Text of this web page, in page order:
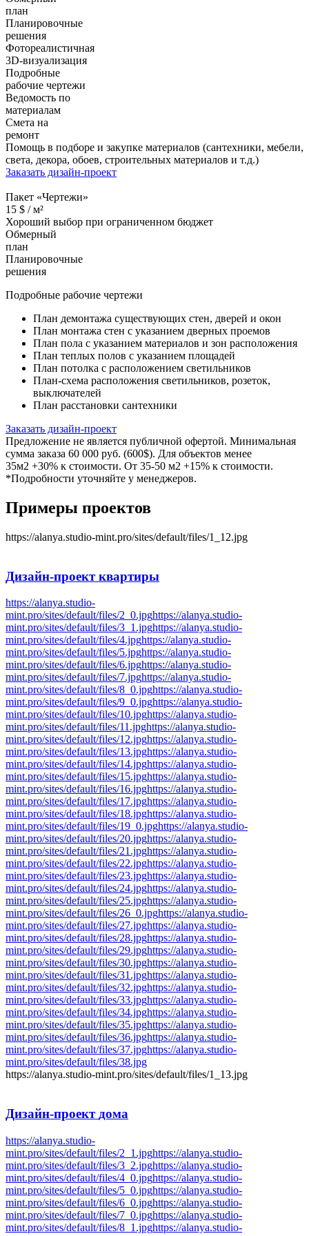
план
Планировочные
решения
Фотореалистичная
3D-визуализация
Подробные
рабочие чертежи
Ведомость по
материалам
Смета на
ремонт
Помощь в подборе и закупке материалов (сантехники, мебели,
света, декора, обоев, строительных материалов и т.д.)
Заказать дизайн-проект
Пакет «Чертежи»
15 $ /м²
Хороший выбор при ограниченном бюджет
Обмерный
план
Планировочные
решения
Подробные рабочие чертежи
План демонтажа существующих стен, дверей и окон
План монтажа стен с указанием дверных проемов
План пола с указанием материалов и зон расположения
План теплых полов с указанием площадей
План потолка с расположением светильников
План-схема расположения светильников, розеток,
выключателей
План расстановки сантехники
Заказать дизайн-проект
Предложение не является публичной офертой. Минимальная
сумма заказа 60 000 руб. (600$). Для объектов менее
35м2 +30% к стоимости. От 35-50 м2 +15% к стоимости.
*Подробности уточняйте у менеджеров.
Примеры проектов
https://alanya.studio-mint.pro/sites/default/files/1_12.jpg
Дизайн-проектквартиры
https://alanya.studio-
mint.pro/sites/default/files/2_0.jpghttps://alanya.studio-
mint.pro/sites/default/files/3_1.jpghttps://alanya.studio-
mint.pro/sites/default/files/4.jpghttps://alanya.studio-
mint.pro/sites/default/files/5.jpghttps://alanya.studio-
mint.pro/sites/default/files/6.jpghttps://alanya.studio-
mint.pro/sites/default/files/7.jpghttps://alanya.studio-
mint.pro/sites/default/files/8_0.jpghttps://alanya.studio-
mint.pro/sites/default/files/9_0.jpghttps://alanya.studio-
mint.pro/sites/default/files/10.jpghttps://alanya.studio-
mint.pro/sites/default/files/11.jpghttps://alanya.studio-
mint.pro/sites/default/files/12.jpghttps://alanya.studio-
mint.pro/sites/default/files/13.jpghttps://alanya.studio-
mint.pro/sites/default/files/14.jpghttps://alanya.studio-
mint.pro/sites/default/files/15.jpghttps://alanya.studio-
mint.pro/sites/default/files/16.jpghttps://alanya.studio-
mint.pro/sites/default/files/17.jpghttps://alanya.studio-
mint.pro/sites/default/files/18.jpghttps://alanya.studio-
mint.pro/sites/default/files/19_0.jpghttps://alanya.studio-
mint.pro/sites/default/files/20.jpghttps://alanya.studio-
mint.pro/sites/default/files/21.jpghttps://alanya.studio-
mint.pro/sites/default/files/22.jpghttps://alanya.studio-
mint.pro/sites/default/files/23.jpghttps://alanya.studio-
mint.pro/sites/default/files/24.jpghttps://alanya.studio-
mint.pro/sites/default/files/25.jpghttps://alanya.studio-
mint.pro/sites/default/files/26_0.jpghttps://alanya.studio-
mint.pro/sites/default/files/27.jpghttps://alanya.studio-
mint.pro/sites/default/files/28.jpghttps://alanya.studio-
mint.pro/sites/default/files/29.jpghttps://alanya.studio-
mint.pro/sites/default/files/30.jpghttps://alanya.studio-
mint.pro/sites/default/files/31.jpghttps://alanya.studio-
mint.pro/sites/default/files/32.jpghttps://alanya.studio-
mint.pro/sites/default/files/33.jpghttps://alanya.studio-
mint.pro/sites/default/files/34.jpghttps://alanya.studio-
mint.pro/sites/default/files/35.jpghttps://alanya.studio-
mint.pro/sites/default/files/36.jpghttps://alanya.studio-
mint.pro/sites/default/files/37.jpghttps://alanya.studio-
mint.pro/sites/default/files/38.jpg
https://alanya.studio-mint.pro/sites/default/files/1_13.jpg
Дизайн-проект дома
https://alanya.studio-
mint.pro/sites/default/files/2_1.jpghttps://alanya.studio-
mint.pro/sites/default/files/3_2.jpghttps://alanya.studio-
mint.pro/sites/default/files/4_0.jpghttps://alanya.studio-
mint.pro/sites/default/files/5_0.jpghttps://alanya.studio-
mint.pro/sites/default/files/6_0.jpghttps://alanya.studio-
mint.pro/sites/default/files/7_0.jpghttps://alanya.studio-
mint.pro/sites/default/files/8_1.jpghttps://alanya.studio-